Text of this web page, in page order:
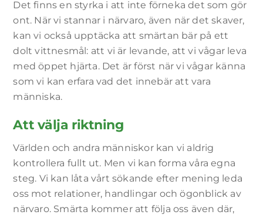
Det finns en styrka i att inte förneka det som gör
ont. När vi stannar i närvaro, även när det skaver,
kan vi också upptäcka att smärtan bär på ett
dolt vittnesmål: att vi är levande, att vi vågar leva
med öppet hjärta. Det är först när vi vågar känna
som vi kan erfara vad det innebär att vara
människa.
Att välja riktning
Världen och andra människor kan vi aldrig
kontrollera fullt ut. Men vi kan forma våra egna
steg. Vi kan låta vårt sökande efter mening leda
oss mot relationer, handlingar och ögonblick av
närvaro. Smärta kommer att följa oss även där,